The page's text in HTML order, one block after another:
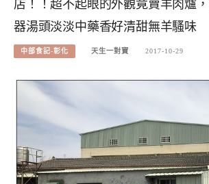
店！！超不起眼的外觀竟賣羊肉爐
器湯頭淡淡中藥香好清甜無羊騷味
中部食記-彰化 天生一對寶 2017-10-29